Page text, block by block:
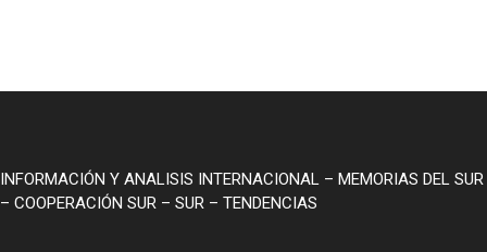
INFORMACIÓN Y ANALISIS INTERNACIONAL – MEMORIAS DEL SUR
– COOPERACIÓN SUR – SUR – TENDENCIAS